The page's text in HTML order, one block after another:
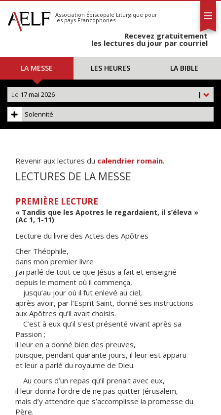
S'abonner
Calendrier
Association Épiscopale Liturgique pour
les pays Francophones
Recevez gratuitement
les lectures du jour par courriel
LA MESSE LES HEURES LA BIBLE
|
Le 17 mai 2026
Solennité
Revenir aux lectures du calendrier romain.
LECTURES DE LA MESSE
PREMIÈRE LECTURE
« Tandis que les Apotres le regardaient, il s’éleva »
(Ac 1, 1-11)
Lecture du livre des Actes des Apôtres
Cher Théophile,
dans mon premier livre
j’ai parlé de tout ce que Jésus a fait et enseigné
depuis le moment où il commença,
jusqu’au jour où il fut enlevé au ciel,
après avoir, par l’Esprit Saint, donné ses instructions
aux Apôtres qu’il avait choisis.
C’est à eux qu’il s’est présenté vivant après sa
Passion ;
il leur en a donné bien des preuves,
puisque, pendant quarante jours, il leur est apparu
et leur a parlé du royaume de Dieu.
Au cours d’un repas qu’il prenait avec eux,
il leur donna l’ordre de ne pas quitter Jérusalem,
mais d’y attendre que s’accomplisse la promesse du
Père.